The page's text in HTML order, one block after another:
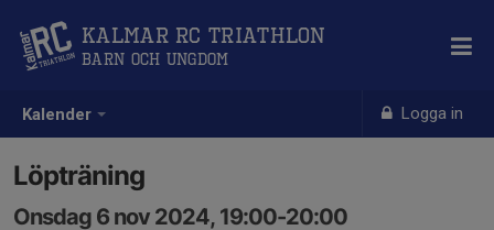
Kalender Logga in
Kalmar RC Triathlon
Barn och Ungdom
Löpträning
Onsdag 6 nov 2024, 19:00-20:00